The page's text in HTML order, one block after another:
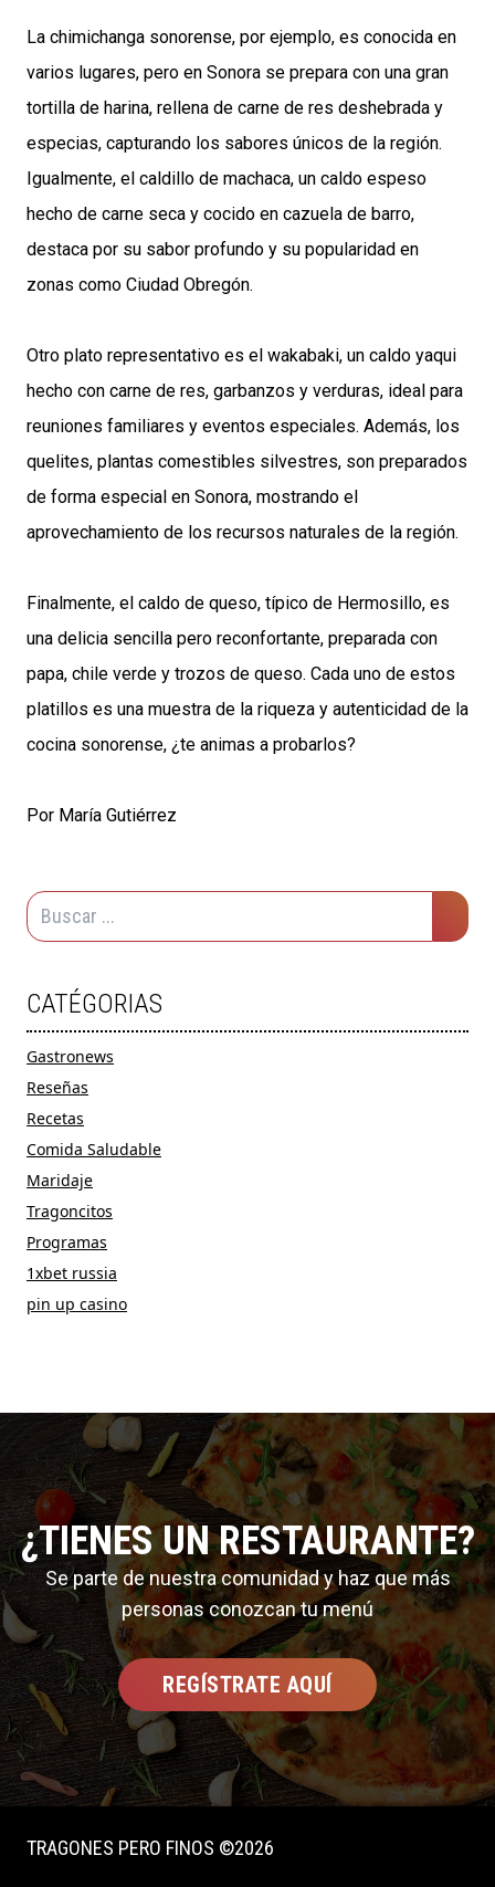
La chimichanga sonorense, por ejemplo, es conocida en
varios lugares, pero en Sonora se prepara con una gran
tortilla de harina, rellena de carne de res deshebrada y
especias, capturando los sabores únicos de la región.
Igualmente, el caldillo de machaca, un caldo espeso
hecho de carne seca y cocido en cazuela de barro,
destaca por su sabor profundo y su popularidad en
zonas como Ciudad Obregón.
Otro plato representativo es el wakabaki, un caldo yaqui
hecho con carne de res, garbanzos y verduras, ideal para
reuniones familiares y eventos especiales. Además, los
quelites, plantas comestibles silvestres, son preparados
de forma especial en Sonora, mostrando el
aprovechamiento de los recursos naturales de la región.
Finalmente, el caldo de queso, típico de Hermosillo, es
una delicia sencilla pero reconfortante, preparada con
papa, chile verde y trozos de queso. Cada uno de estos
platillos es una muestra de la riqueza y autenticidad de la
cocina sonorense, ¿te animas a probarlos?
Por María Gutiérrez
CATÉGORIAS
Gastronews
Reseñas
Recetas
Comida Saludable
Maridaje
Tragoncitos
Programas
1xbet russia
pin up casino
¿TIENES UN RESTAURANTE?
Se parte de nuestra comunidad y haz que más
personas conozcan tu menú
REGÍSTRATE AQUÍ
TRAGONES PERO FINOS ©2026